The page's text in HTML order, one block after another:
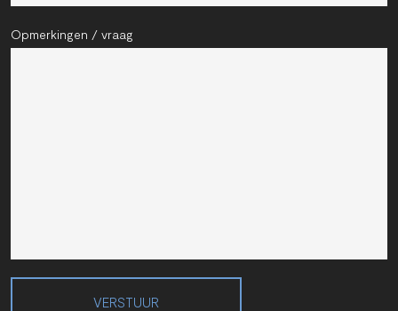
Opmerkingen / vraag
VERSTUUR